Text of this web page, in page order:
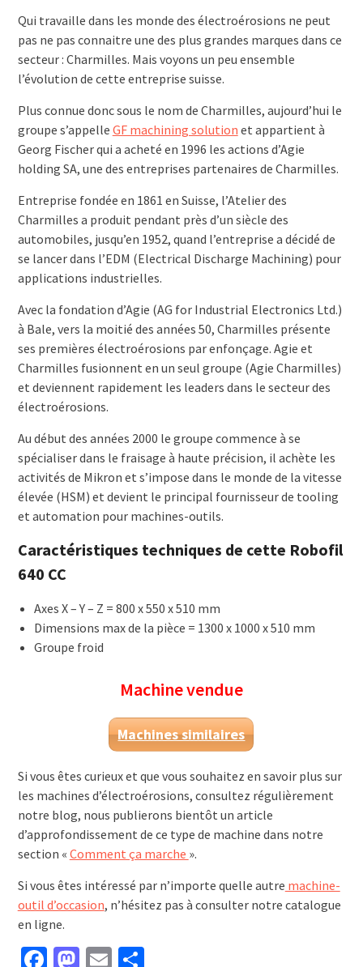
Qui travaille dans les monde des électroérosions ne peut
pas ne pas connaitre une des plus grandes marques dans ce
secteur : Charmilles. Mais voyons un peu ensemble
l’évolution de cette entreprise suisse.
Plus connue donc sous le nom de Charmilles, aujourd’hui le
groupe s’appelle GF machining solution et appartient à
Georg Fischer qui a acheté en 1996 les actions d’Agie
holding SA, une des entreprises partenaires de Charmilles.
Entreprise fondée en 1861 en Suisse, l’Atelier des
Charmilles a produit pendant près d’un siècle des
automobiles, jusqu’en 1952, quand l’entreprise a décidé de
se lancer dans l’EDM (Electrical Discharge Machining) pour
applications industrielles.
Avec la fondation d’Agie (AG for Industrial Electronics Ltd.)
à Bale, vers la moitié des années 50, Charmilles présente
ses premières électroérosions par enfonçage. Agie et
Charmilles fusionnent en un seul groupe (Agie Charmilles)
et deviennent rapidement les leaders dans le secteur des
électroérosions.
Au début des années 2000 le groupe commence à se
spécialiser dans le fraisage à haute précision, il achète les
activités de Mikron et s’impose dans le monde de la vitesse
élevée (HSM) et devient le principal fournisseur de tooling
et automation pour machines-outils.
Caractéristiques techniques de cette Robofil
640 CC
Axes X – Y – Z = 800 x 550 x 510 mm
Dimensions max de la pièce = 1300 x 1000 x 510 mm
Groupe froid
Machine vendue
Machines similaires
Si vous êtes curieux et que vous souhaitez en savoir plus sur
les machines d’électroérosions, consultez régulièrement
notre blog, nous publierons bientôt un article
d’approfondissement de ce type de machine dans notre
section « Comment ça marche ».
Si vous êtes intéressé par n’importe quelle autre machine-
outil d’occasion, n’hésitez pas à consulter notre catalogue
en ligne.
Facebook
Mastodon
EmailPartager